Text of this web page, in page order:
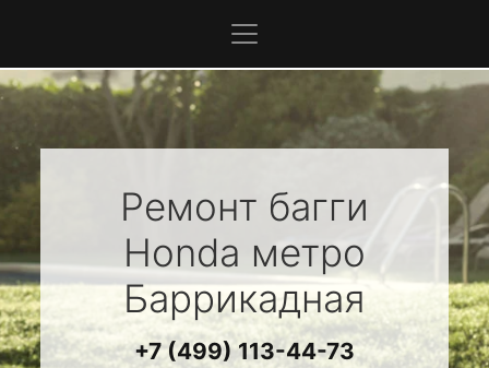
Ремонт багги
Honda метро
Баррикадная
+7 (499) 113-44-73